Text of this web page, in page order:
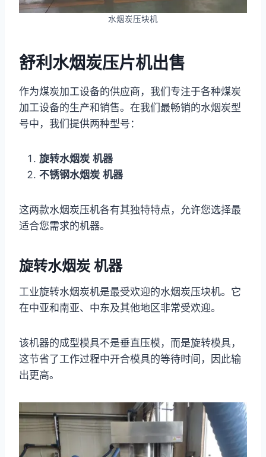
水烟炭压块机
舒利水烟炭压片机出售
作为煤炭加工设备的供应商，我们专注于各种煤炭
加工设备的生产和销售。在我们最畅销的水烟炭型
号中，我们提供两种型号：
旋转水烟炭 机器
不锈钢水烟炭 机器
这两款水烟炭压机各有其独特特点，允许您选择最
适合您需求的机器。
旋转水烟炭 机器
工业旋转水烟炭机是最受欢迎的水烟炭压块机。它
在中亚和南亚、中东及其他地区非常受欢迎。
该机器的成型模具不是垂直压模，而是旋转模具，
这节省了工作过程中开合模具的等待时间，因此输
出更高。